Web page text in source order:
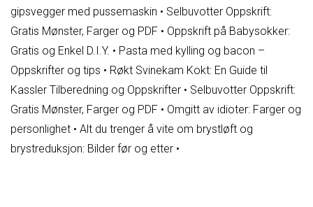
gipsvegger med pussemaskin • Selbuvotter Oppskrift:
Gratis Mønster, Farger og PDF • Oppskrift på Babysokker:
Gratis og Enkel D.I.Y. • Pasta med kylling og bacon –
Oppskrifter og tips • Røkt Svinekam Kokt: En Guide til
Kassler Tilberedning og Oppskrifter • Selbuvotter Oppskrift:
Gratis Mønster, Farger og PDF • Omgitt av idioter: Farger og
personlighet • Alt du trenger å vite om brystløft og
brystreduksjon: Bilder før og etter •